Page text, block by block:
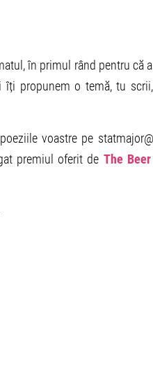
în primul rând pentru că
îți propunem o temă, tu
voastre pe
premiul oferit de The